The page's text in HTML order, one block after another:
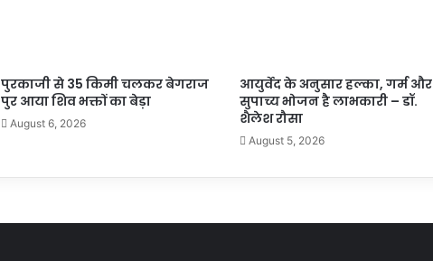
पुरकाजी से 35 किमी चलकर बेगराज
पुर आया शिव भक्तों का बेड़ा
August 6, 2026
आयुर्वेद के अनुसार हल्का, गर्म और
सुपाच्य भोजन है लाभकारी – डॉ.
शैलेश रौसा
August 5, 2026